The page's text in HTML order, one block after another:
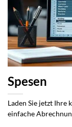
Spesen
Laden Sie jetzt Ihre
einfache